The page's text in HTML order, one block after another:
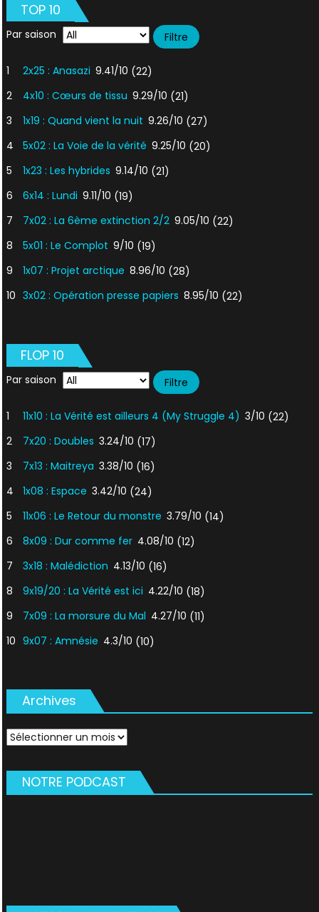
TOP 10
Par saison
1 2x25 : Anasazi 9.41/10 (22)
2
4x10 : Cœurs de tissu 9.29/10 (21)
3
1x19 : Quand vient la nuit 9.26/10 (27)
4
5x02 : La Voie de la vérité 9.25/10 (20)
5
1x23 : Les hybrides 9.14/10 (21)
6
6x14 : Lundi 9.11/10 (19)
7
7x02 : La 6ème extinction 2/2 9.05/10 (22)
8
5x01 : Le Complot 9/10 (19)
9
1x07 : Projet arctique 8.96/10 (28)
10 3x02 : Opération presse papiers 8.95/10 (22)
FLOP 10
Par saison
1 11x10 : La Vérité est ailleurs 4 (My Struggle 4) 3/10 (22)
2
7x20 : Doubles 3.24/10 (17)
3
7x13 : Maitreya 3.38/10 (16)
4
1x08 : Espace 3.42/10 (24)
5
11x06 : Le Retour du monstre 3.79/10 (14)
6
8x09 : Dur comme fer 4.08/10 (12)
7
3x18 : Malédiction 4.13/10 (16)
8
9x19/20 : La Vérité est ici 4.22/10 (18)
9
7x09 : La morsure du Mal 4.27/10 (11)
10 9x07 : Amnésie 4.3/10 (10)
Archives
Archives
NOTRE PODCAST